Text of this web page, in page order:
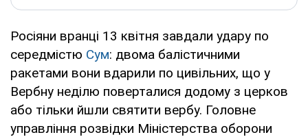
Росіяни вранці 13 квітня завдали удару по
середмістю Сум: двома балістичними
ракетами вони вдарили по цивільних, що у
Вербну неділю поверталися додому з церков
або тільки йшли святити вербу. Головне
управління розвідки Міністерства оборони